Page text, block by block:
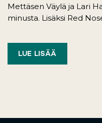
Mettäsen Väylä ja Lari
minusta. Lisäksi Red
LUE LISÄÄ